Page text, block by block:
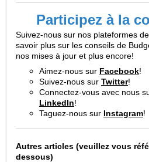
Participez à la
Suivez-nous sur nos plateformes
savoir plus sur les conseils de
nos mises à jour et plus encore!
Aimez-nous sur Facebook!
Suivez-nous sur Twitter!
Connectez-vous avec nous
LinkedIn!
Taguez-nous sur Instagram!
Autres articles (veuillez vous
dessous)